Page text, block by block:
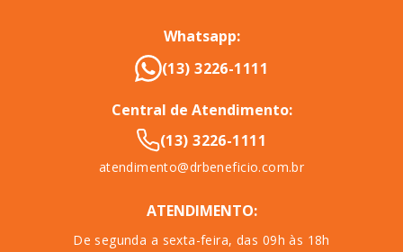
Whatsapp:
(13) 3226-1111
Central de Atendimento:
(13) 3226-1111
atendimento@drbeneficio.com.br
ATENDIMENTO:
De segunda a sexta-feira, das 09h às 18h